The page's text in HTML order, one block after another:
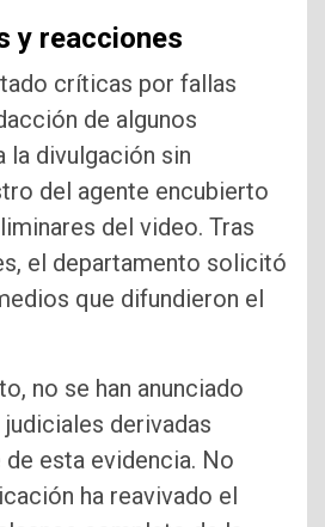
y reacciones
críticas por fallas
de algunos
la divulgación sin
del agente encubierto
del video. Tras
el departamento solicitó
que difundieron el
no se han anunciado
derivadas
esta evidencia. No
ha reavivado el